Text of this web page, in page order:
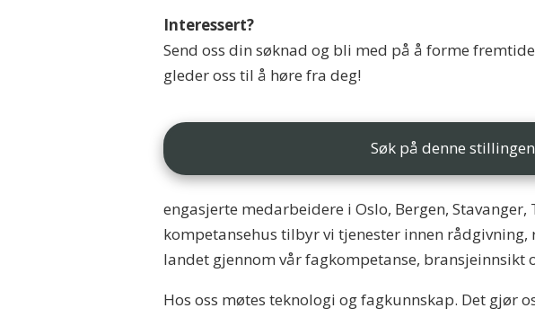
Interessert?
Send oss din søknad og bli med på å forme
gleder oss til å høre fra deg!
Søk på denne stillingen
engasjerte medarbeidere i Oslo, Bergen,
kompetansehus tilbyr vi tjenester innen
landet gjennom vår fagkompetanse, bransjeinnsikt
Hos oss møtes teknologi og fagkunnskap. Det gjør